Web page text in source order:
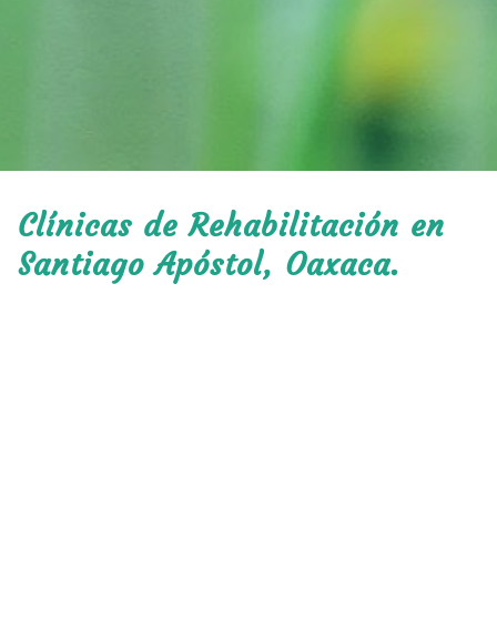
Clínicas de Rehabilitación en
Santiago Apóstol, Oaxaca.